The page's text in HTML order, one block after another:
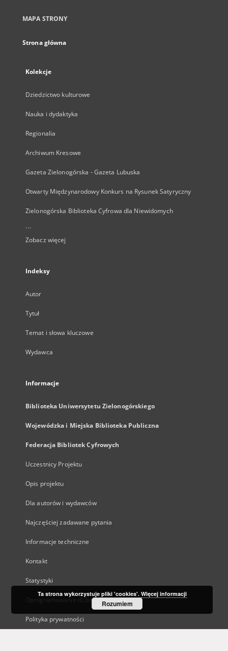
MAPA STRONY
Strona główna
Kolekcje
Dziedzictwo kulturowe
Nauka i dydaktyka
Regionalia
Archiwum Kresowe
Gazeta Zielonogórska - Gazeta Lubuska
Otwarty Międzynarodowy Konkurs na Rysunek Satyryczny
Zielonogórska Biblioteka Cyfrowa dla Niewidomych
...
Zobacz więcej
Indeksy
Autor
Tytuł
Temat i słowa kluczowe
Wydawca
Informacje
Biblioteka Uniwersytetu Zielonogórskiego
Wojewódzka i Miejska Biblioteka Publiczna
Federacja Bibliotek Cyfrowych
Uczestnicy Projektu
Opis projektu
Dla autorów i wydawców
Najczęściej zadawane pytania
Informacje techniczne
Kontakt
Statystyki
Oprogramowanie dLibra
Polityka prywatności
Ta strona wykorzystuje pliki 'cookies'. Więcej informacji
Rozumiem